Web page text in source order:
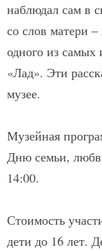
наблюдал сам в
со слов матери
одного из самых
«Лад». Эти
музее.
Музейная
Дню семьи,
14:00.
Стоимость
дети до 16 лет.